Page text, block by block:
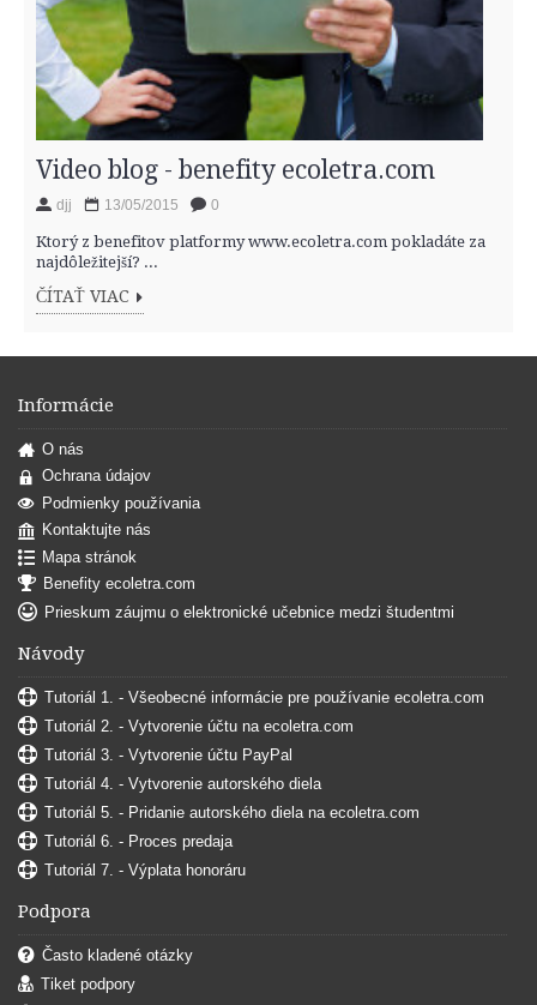
Video blog - benefity ecoletra.com
djj 13/05/2015 0
Ktorý z benefitov platformy www.ecoletra.com pokladáte za
najdôležitejší? ...
ČÍTAŤ VIAC
Informácie
O nás
Ochrana údajov
Podmienky používania
Kontaktujte nás
Mapa stránok
Benefity ecoletra.com
Prieskum záujmu o elektronické učebnice medzi študentmi
Návody
Tutoriál 1. - Všeobecné informácie pre používanie ecoletra.com
Tutoriál 2. - Vytvorenie účtu na ecoletra.com
Tutoriál 3. - Vytvorenie účtu PayPal
Tutoriál 4. - Vytvorenie autorského diela
Tutoriál 5. - Pridanie autorského diela na ecoletra.com
Tutoriál 6. - Proces predaja
Tutoriál 7. - Výplata honoráru
Podpora
Často kladené otázky
Tiket podpory